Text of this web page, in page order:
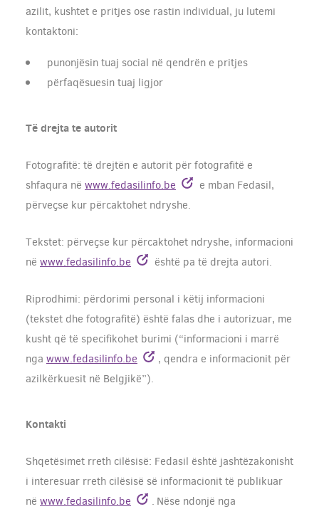
azilit, kushtet e pritjes ose rastin individual, ju lutemi
kontaktoni:
punonjësin tuaj social në qendrën e pritjes
përfaqësuesin tuaj ligjor
Të drejta te autorit
Fotografitë: të drejtën e autorit për fotografitë e
shfaqura në www.fedasilinfo.be
e mban Fedasil,
përveçse kur përcaktohet ndryshe.
Tekstet: përveçse kur përcaktohet ndryshe, informacioni
në www.fedasilinfo.be është pa të drejta autori.
Riprodhimi: përdorimi personal i këtij informacioni
(tekstet dhe fotografitë) është falas dhe i autorizuar, me
kusht që të specifikohet burimi (“informacioni i marrë
nga www.fedasilinfo.be
, qendra e informacionit për
azilkërkuesit në Belgjikë”).
Kontakti
Shqetësimet rreth cilësisë: Fedasil është jashtëzakonisht
i interesuar rreth cilësisë së informacionit të publikuar
në www.fedasilinfo.be
. Nëse ndonjë nga